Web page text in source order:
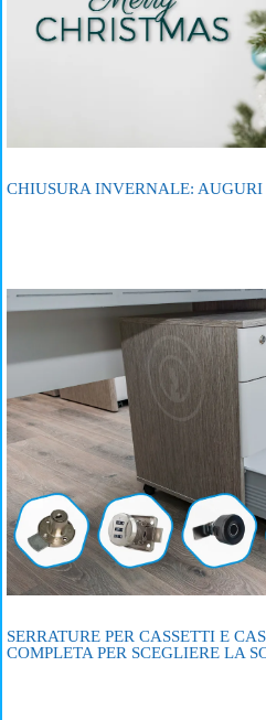
CHIUSURA INVERNALE:
SERRATURE PER CASSETTI E
COMPLETA PER SCEGLIERE LA